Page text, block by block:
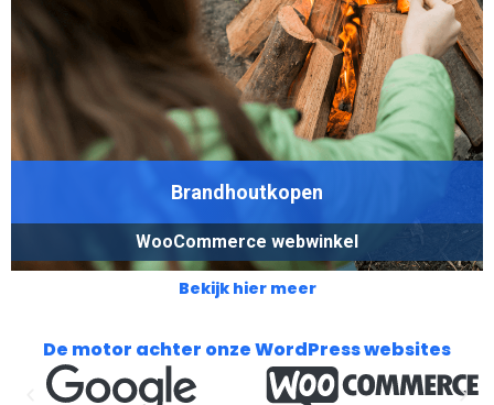
Brandhoutkopen
WooCommerce webwinkel
Bekijk hier meer
De motor achter onze WordPress websites